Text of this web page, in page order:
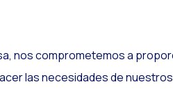
nos comprometemos a
las necesidades de